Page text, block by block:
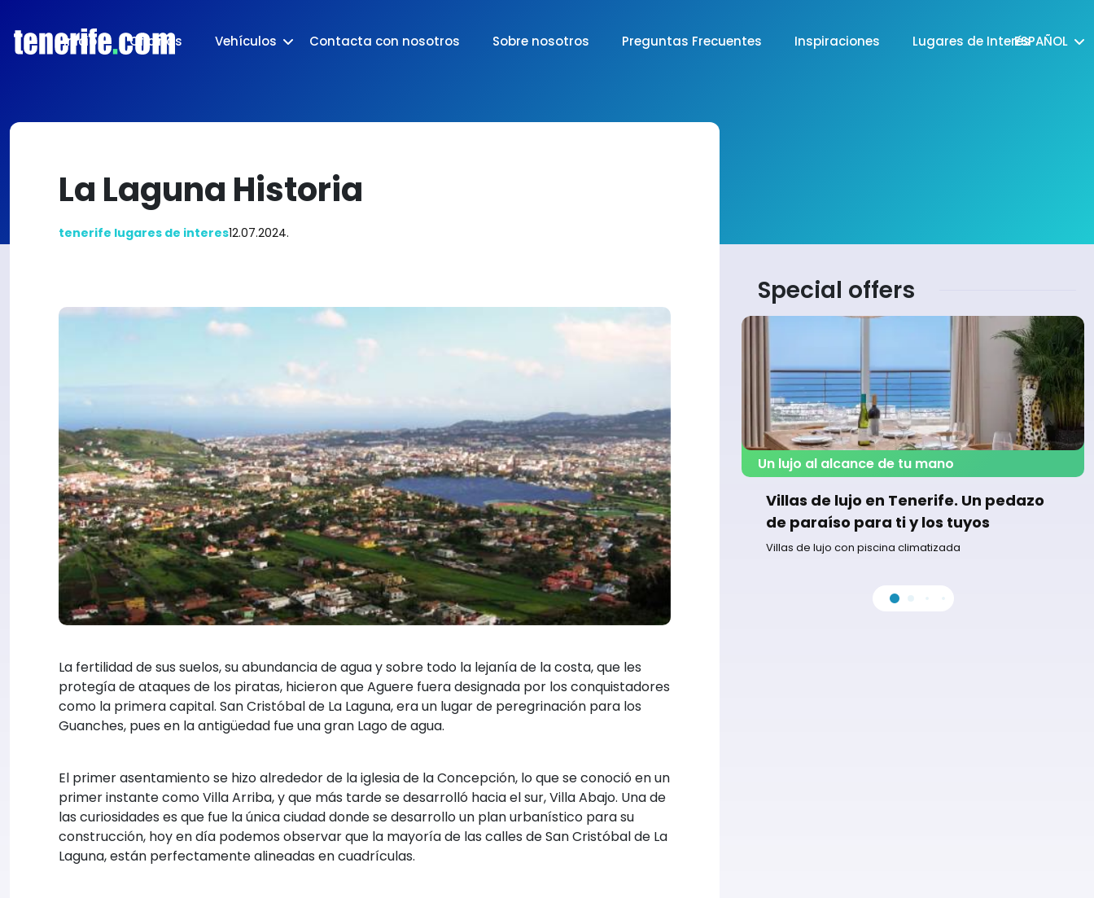
Inicio Oficinas Vehículos Contacta con nosotros Sobre nosotros Preguntas Frecuentes Inspiraciones Lugares de InterésESPAÑOL
La Laguna Historia
tenerife lugares de interes12.07.2024.
La fertilidad de sus suelos, su abundancia de agua y sobre todo la lejanía de la costa, que les
protegía de ataques de los piratas, hicieron que Aguere fuera designada por los conquistadores
como la primera capital. San Cristóbal de La Laguna, era un lugar de peregrinación para los
Guanches, pues en la antigüedad fue una gran Lago de agua.
El primer asentamiento se hizo alrededor de la iglesia de la Concepción, lo que se conoció en un
primer instante como Villa Arriba, y que más tarde se desarrolló hacia el sur, Villa Abajo. Una de
las curiosidades es que fue la única ciudad donde se desarrollo un plan urbanístico para su
construcción, hoy en día podemos observar que la mayoría de las calles de San Cristóbal de La
Laguna, están perfectamente alineadas en cuadrículas.
Special offers
Un lujo al alcance de tu mano
Villas de lujo en Tenerife. Un pedazo
de paraíso para ti y los tuyos
Villas de lujo con piscina climatizada